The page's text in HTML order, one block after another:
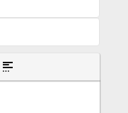
ЦИТАТЫ
ВСТАВКА СПОЙЛЕРА